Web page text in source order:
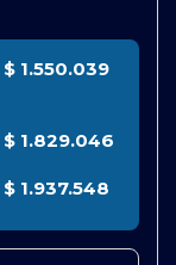
$ 1.550.039
$ 1.829.046
$ 1.937.548